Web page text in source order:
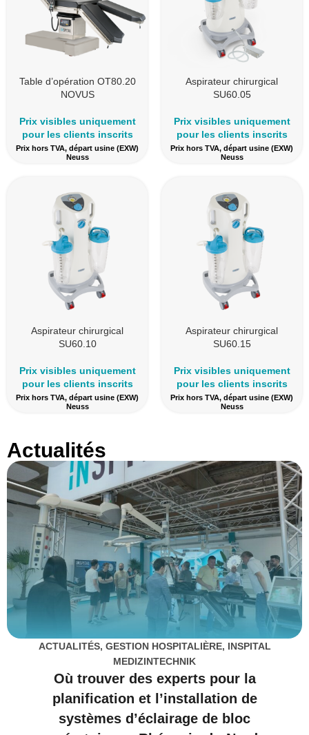
Table d’opération OT80.20
NOVUS
Prix visibles uniquement
pour les clients inscrits
Prix hors TVA, départ usine (EXW)
Neuss
Aspirateur chirurgical
SU60.05
Prix visibles uniquement
pour les clients inscrits
Prix hors TVA, départ usine (EXW)
Neuss
Aspirateur chirurgical
SU60.10
Prix visibles uniquement
pour les clients inscrits
Prix hors TVA, départ usine (EXW)
Neuss
Aspirateur chirurgical
SU60.15
Prix visibles uniquement
pour les clients inscrits
Prix hors TVA, départ usine (EXW)
Neuss
Actualités
ACTUALITÉS, GESTION HOSPITALIÈRE, INSPITAL
MEDIZINTECHNIK
Où trouver des experts pour la
planification et l’installation de
systèmes d’éclairage de bloc